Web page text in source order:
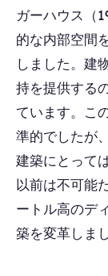
ガーハウス（
的な内部空間
しました。建
持を提供する
ています。こ
準的でしたが
建築にとって
以前は不可能
ートル高のデ
築を変革しまし